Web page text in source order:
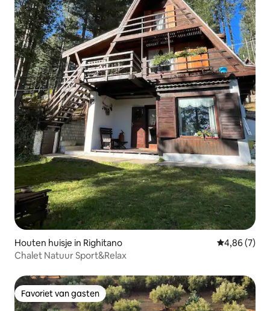
Houten huisje in Righitano Gemiddelde
4,86 (7)
Chalet Natuur Sport&Relax
Favoriet van gasten
Favoriet van gasten